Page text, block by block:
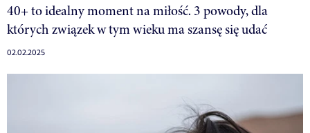
40+ to idealny moment na miłość. 3 powody, dla
których związek w tym wieku ma szansę się udać
02.02.2025